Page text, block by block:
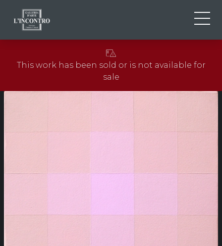
EN
NEWS AND EVENTS
This work has been sold or is not available for
sale